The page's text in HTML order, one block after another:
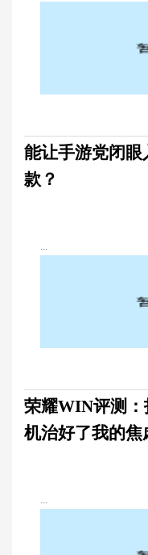
能让手游党闭
款？
...
荣耀WIN评测
机治好了我的焦
...